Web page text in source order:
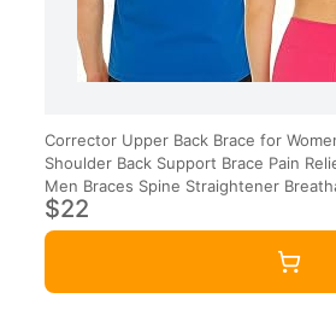
Corrector Upper Back Brace for
Shoulder Back Support Brace Pain
Men Braces Spine Straightener
$22